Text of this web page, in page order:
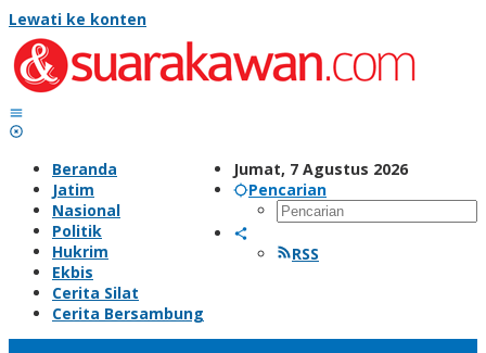
Lewati ke konten
Jumat, 7 Agustus 2026
Pencarian
RSS
Beranda
Jatim
Nasional
Politik
Hukrim
Ekbis
Cerita Silat
Cerita Bersambung